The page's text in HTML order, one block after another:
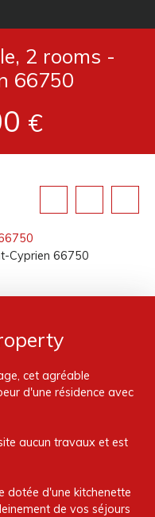
2 rooms -
66750
€
Cyprien 66750
cet agréable
d'une résidence avec
aucun travaux et est
dotée d'une kitchenette
de vos séjours